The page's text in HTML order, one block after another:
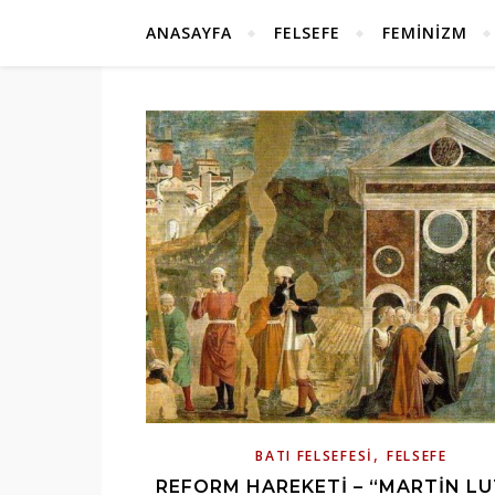
ANASAYFA FELSEFE FEMINIZM
BATI FELSEFESI , FELSEFE
REFORM HAREKETI – “MARTIN